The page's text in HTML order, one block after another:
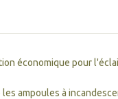
économique pour
ampoules à